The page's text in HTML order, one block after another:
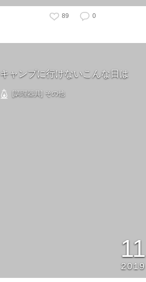
89 0
キャンプに行けないこんな日は
[調理器具] その他
11
2019